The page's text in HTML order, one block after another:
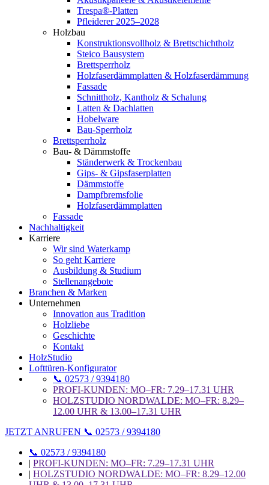
Trespa®-Platten
Pfleiderer 2025–2028
Holzbau
Konstruktionsvollholz & Brettschichtholz
Steico Bausystem
Brettsperrholz
Holzfaserdämmplatten & Holzfaserdämmung
Fassade
Schnittholz, Kantholz & Schalung
Latten & Dachlatten
Hobelware
Bau-Sperrholz
Brettsperrholz
Bau- & Dämmstoffe
Ständerwerk & Trockenbau
Gips- & Gipsfaserplatten
Dämmstoffe
Dampfbremsfolie
Holzfaserdämmplatten
Fassade
Nachhaltigkeit
Karriere
Wir sind Waterkamp
So geht Karriere
Ausbildung & Studium
Stellenangebote
Branchen & Marken
Unternehmen
Innovation aus Tradition
Holzliebe
Geschichte
Kontakt
HolzStudio
Lofttüren-Konfigurator
📞 02573 / 9394180
PROFI-KUNDEN: MO–FR: 7.29–17.31 UHR
HOLZSTUDIO NORDWALDE: MO–FR: 8.29–
12.00 UHR & 13.00–17.31 UHR
JETZT ANRUFEN 📞 02573 / 9394180
📞 02573 / 9394180
| PROFI-KUNDEN: MO–FR: 7.29–17.31 UHR
| HOLZSTUDIO NORDWALDE: MO–FR: 8.29–12.00